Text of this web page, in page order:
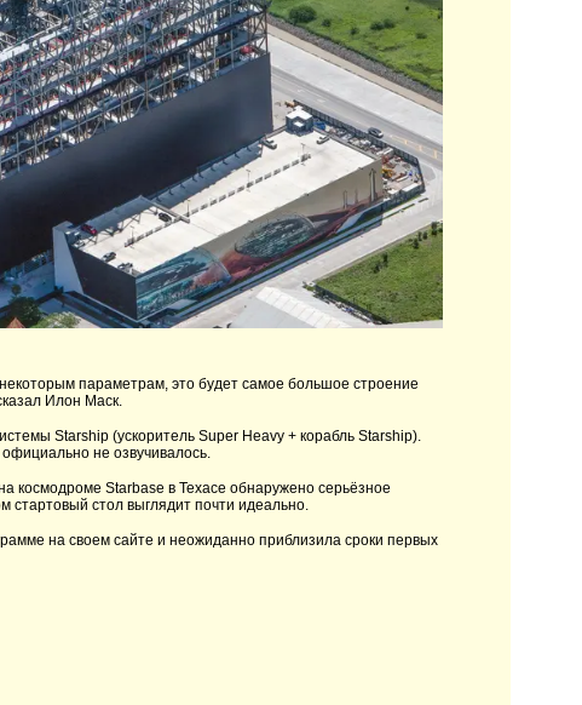
параметрам, это будет самое большое строение
Илон Маск.
Starship (ускоритель Super Heavy + корабль Starship).
официально не озвучивалось.
космодроме Starbase в Техасе обнаружено серьёзное
стартовый стол выглядит почти идеально.
на своем сайте и неожиданно приблизила сроки первых